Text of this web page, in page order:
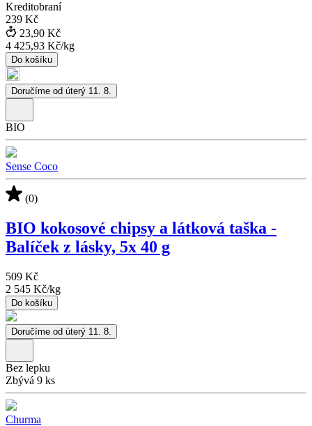
Kreditobraní
239 Kč
23,90 Kč
4 425,93 Kč/kg
Do košíku
Doručíme od úterý 11. 8.
BIO
Sense Coco
(0)
BIO kokosové chipsy a látková taška -
Balíček z lásky, 5x 40 g
509 Kč
2 545 Kč/kg
Do košíku
Doručíme od úterý 11. 8.
Bez lepku
Zbývá 9 ks
Churma